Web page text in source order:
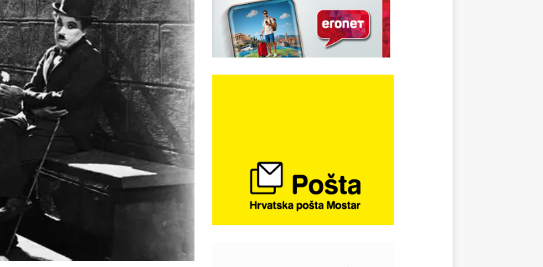
dok se drugi ubacuju sa strane
VIJESTI
preminuo je glazbeni genij Oliver Dragojević
što slaviti, dobili su ono što im povijesno